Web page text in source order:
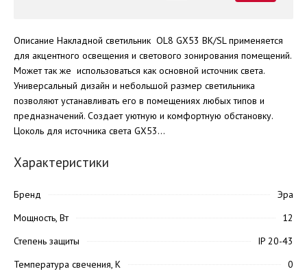
Описание Накладной светильник OL8 GX53 BK/SL применяется
для акцентного освещения и светового зонирования помещений.
Может так же использоваться как основной источник света.
Универсальный дизайн и небольшой размер светильника
позволяют устанавливать его в помещениях любых типов и
предназначений. Создает уютную и комфортную обстановку.
Цоколь для источника света GX53...
Характеристики
Бренд
Эра
Мощность, Вт
12
Степень защиты
IP 20-43
Температура свечения, K
0